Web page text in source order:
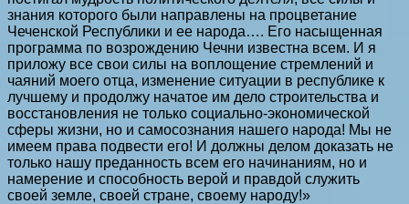
знания которого были направлены на процветание
Чеченской Республики и ее народа…. Его насыщенная
программа по возрождению Чечни известна всем. И я
приложу все свои силы на воплощение стремлений и
чаяний моего отца, изменение ситуации в республике к
лучшему и продолжу начатое им дело строительства и
восстановления не только социально-экономической
сферы жизни, но и самосознания нашего народа! Мы не
имеем права подвести его! И должны делом доказать не
только нашу преданность всем его начинаниям, но и
намерение и способность верой и правдой служить
своей земле, своей стране, своему народу!»